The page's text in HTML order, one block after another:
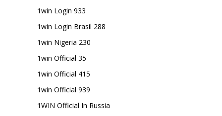
1win Login 933
1win Login Brasil 288
1win Nigeria 230
1win Official 35
1win Official 415
1win Official 939
1WIN Official In Russia